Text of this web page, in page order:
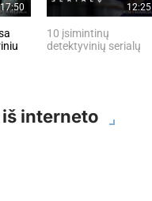
17:50 12:25
10 įsimintinų
detektyvinių serialų
interneto